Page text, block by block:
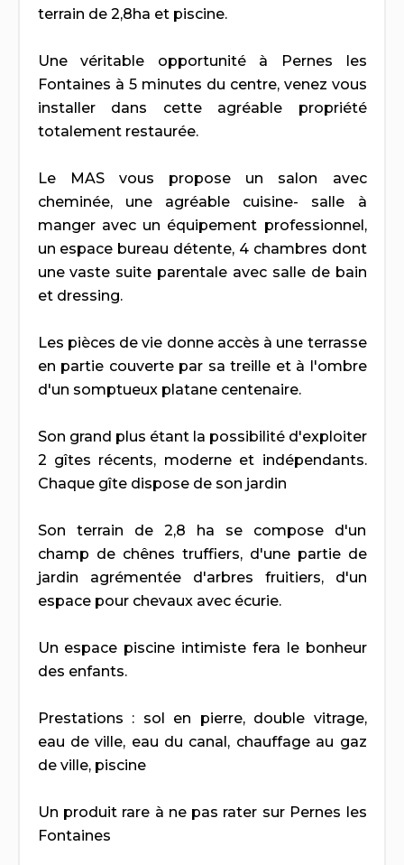
terrain de 2,8ha et piscine.
Une véritable opportunité à Pernes les
Fontaines à 5 minutes du centre, venez vous
installer dans cette agréable propriété
totalement restaurée.
Le MAS vous propose un salon avec
cheminée, une agréable cuisine- salle à
manger avec un équipement professionnel,
un espace bureau détente, 4 chambres dont
une vaste suite parentale avec salle de bain
et dressing.
Les pièces de vie donne accès à une terrasse
en partie couverte par sa treille et à l'ombre
d'un somptueux platane centenaire.
Son grand plus étant la possibilité d'exploiter
2 gîtes récents, moderne et indépendants.
Chaque gîte dispose de son jardin
Son terrain de 2,8 ha se compose d'un
champ de chênes truffiers, d'une partie de
jardin agrémentée d'arbres fruitiers, d'un
espace pour chevaux avec écurie.
Un espace piscine intimiste fera le bonheur
des enfants.
Prestations : sol en pierre, double vitrage,
eau de ville, eau du canal, chauffage au gaz
de ville, piscine
Un produit rare à ne pas rater sur Pernes les
Fontaines